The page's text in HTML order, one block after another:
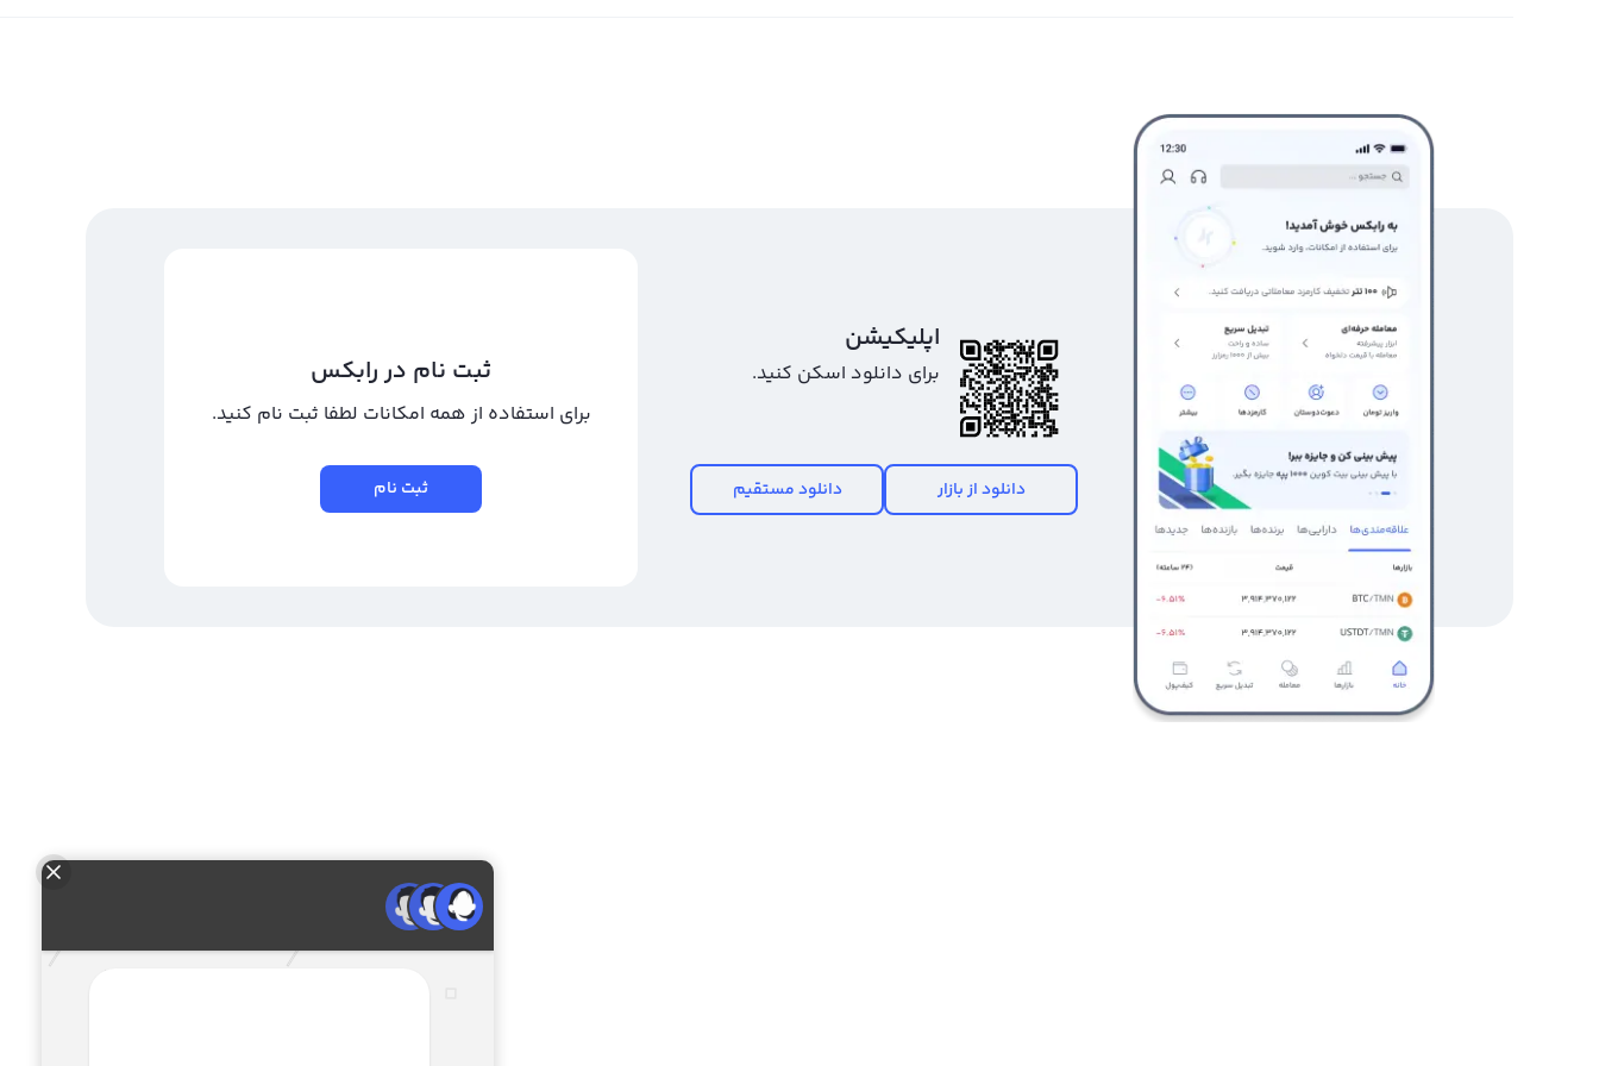
اپلیکیشن
برای دانلود اسکن کنید.
دانلود از بازار دانلود مستقیم
ثبت نام در رابکس
برای استفاده از همه امکانات لطفا ثبت نام کنید.
ثبت نام